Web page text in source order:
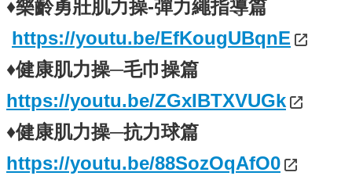
♦樂齡勇壯肌力操-彈力繩指導篇
https://youtu.be/EfKougUBqnE
♦健康肌力操─毛巾操篇
https://youtu.be/ZGxIBTXVUGk
♦健康肌力操─抗力球篇
https://youtu.be/88SozOqAfO0